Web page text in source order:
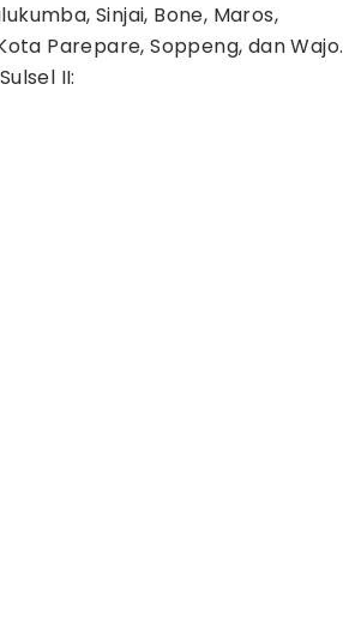
Sinjai, Bone, Maros,
Parepare, Soppeng, dan Wajo.
II: